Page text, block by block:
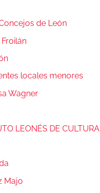
de León
locales menores
Wagner
LEONÉS DE CULTURA
Majo